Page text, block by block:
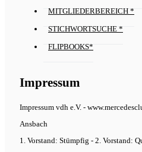
MITGLIEDERBEREICH *
STICHWORTSUCHE *
FLIPBOOKS*
Impressum
Impressum vdh e.V. -
Ansbach
1. Vorstand: Stümpfig - 2. Vorstand: